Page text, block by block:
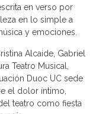
en verso por
en lo simple a
y emociones.
Alcaide, Gabriel
Teatro Musical,
Duoc UC sede
el dolor íntimo,
teatro como fiesta